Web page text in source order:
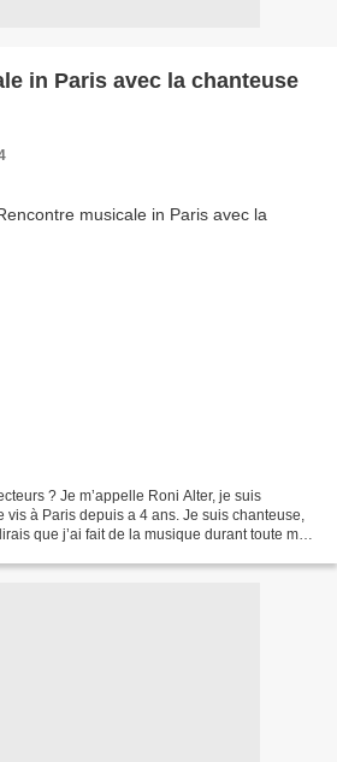
in Paris avec la chanteuse
? Je m’appelle Roni Alter, je suis
vis à Paris depuis a 4 ans. Je suis chanteuse,
que j’ai fait de la musique durant toute ma